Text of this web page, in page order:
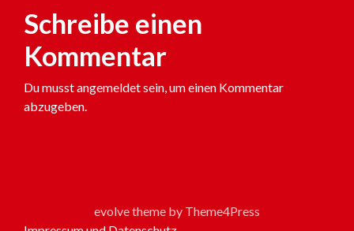
Schreibe einen
Kommentar
Du musstangemeldetsein, um einen Kommentar
abzugeben.
evolvetheme by Theme4Press